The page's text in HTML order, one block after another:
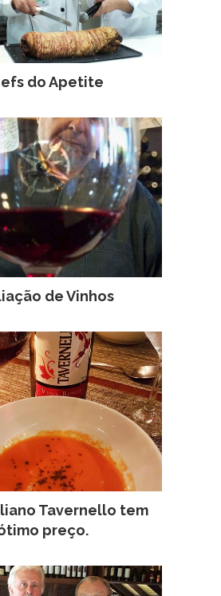
do Apetite
de Vinhos
Tavernello tem
preço.